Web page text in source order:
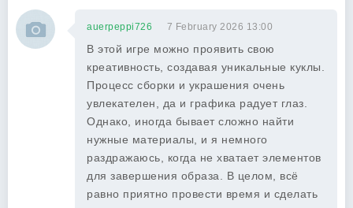
auerpeppi726 7 February 2026 13:00
В этой игре можно проявить свою
креативность, создавая уникальные куклы.
Процесс сборки и украшения очень
увлекателен, да и графика радует глаз.
Однако, иногда бывает сложно найти
нужные материалы, и я немного
раздражаюсь, когда не хватает элементов
для завершения образа. В целом, всё
равно приятно провести время и сделать